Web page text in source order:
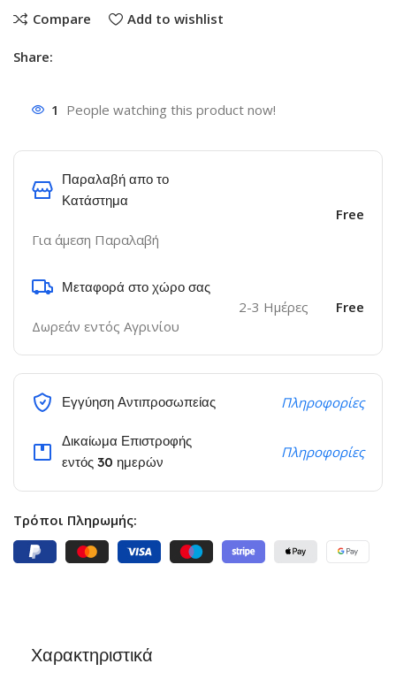
Compare Add to wishlist
Share:
1 People watching this product now!
Παραλαβή απο το
Κατάστημα
Για άμεση Παραλαβή
Free
Μεταφορά στο χώρο σας
Δωρεάν εντός Αγρινίου
2-3 Ημέρες Free
Εγγύηση Αντιπροσωπείας Πληροφορίες
Δικαίωμα Επιστροφής
εντός 30 ημερών
Πληροφορίες
Τρόποι Πληρωμής:
Χαρακτηριστικά